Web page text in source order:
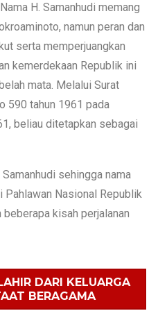
H. Samanhudi memang
namun peran dan
serta memperjuangkan
kemerdekaan Republik ini
mata. Melalui Surat
590 tahun 1961 pada
beliau ditetapkan sebagai
sehingga nama
Pahlawan Nasional Republik
beberapa kisah perjalanan
DARI KELUARGA
BERAGAMA